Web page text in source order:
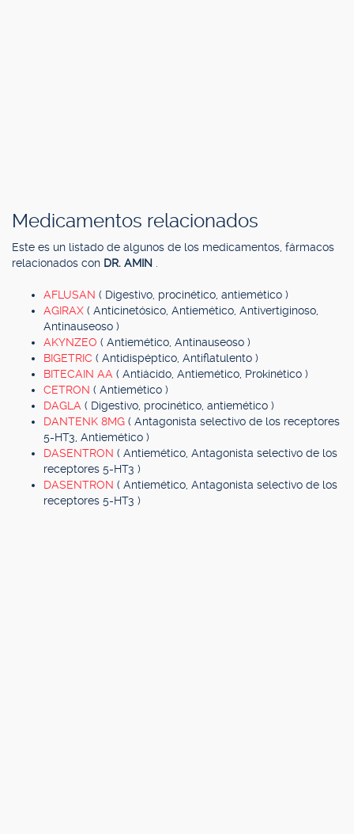
Medicamentos relacionados
Este es un listado de algunos de los medicamentos, fármacos
relacionados con DR. AMIN
AFLUSAN ( Digestivo, procinético, antiemético )
AGIRAX ( Anticinetósico, Antiemético, Antivertiginoso,
Antinauseoso )
AKYNZEO ( Antiemético, Antinauseoso )
BIGETRIC ( Antidispéptico, Antiflatulento )
BITECAIN AA ( Antiácido, Antiemético, Prokinético )
CETRON ( Antiemético )
DAGLA ( Digestivo, procinético, antiemético )
DANTENK 8MG ( Antagonista selectivo de los receptores
5-HT3, Antiemético )
DASENTRON ( Antiemético, Antagonista selectivo de los
receptores 5-HT3 )
DASENTRON ( Antiemético, Antagonista selectivo de los
receptores 5-HT3 )